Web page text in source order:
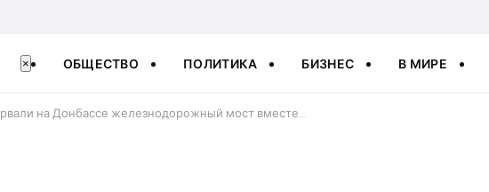
× ОБЩЕСТВО ПОЛИТИКА БИЗНЕС В МИРЕ
на Донбассе железнодорожный мост вместе…